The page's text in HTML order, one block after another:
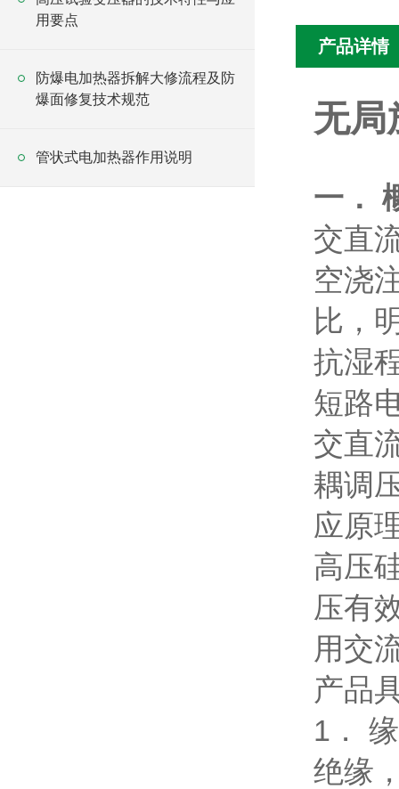
用要点
防爆电加热器拆解大修流程及防
爆面修复技术规范
管状式电加热器作用说明
产品详情
无局
一．
交直
空浇
比，
抗湿
短路
交直
耦调
应原
高压
压有
用交
产品
1．
绝缘